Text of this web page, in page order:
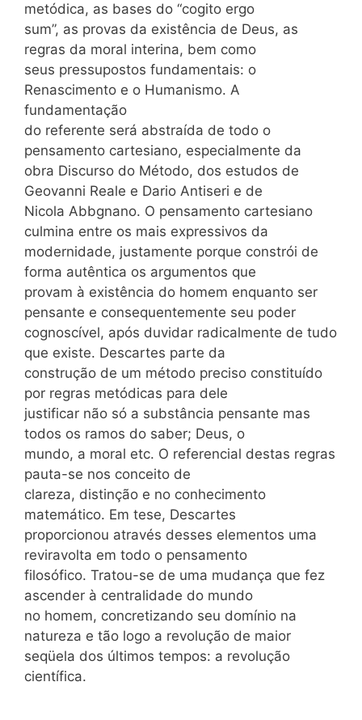
metódica, as bases do “cogito ergo
sum”, as provas da existência de Deus, as
regras da moral interina, bem como
seus pressupostos fundamentais: o
Renascimento e o Humanismo. A
fundamentação
do referente será abstraída de todo o
pensamento cartesiano, especialmente da
obra Discurso do Método, dos estudos de
Geovanni Reale e Dario Antiseri e de
Nicola Abbgnano. O pensamento cartesiano
culmina entre os mais expressivos da
modernidade, justamente porque constrói de
forma autêntica os argumentos que
provam à existência do homem enquanto ser
pensante e consequentemente seu poder
cognoscível, após duvidar radicalmente de tudo
que existe. Descartes parte da
construção de um método preciso constituído
por regras metódicas para dele
justificar não só a substância pensante mas
todos os ramos do saber; Deus, o
mundo, a moral etc. O referencial destas regras
pauta-se nos conceito de
clareza, distinção e no conhecimento
matemático. Em tese, Descartes
proporcionou através desses elementos uma
reviravolta em todo o pensamento
filosófico. Tratou-se de uma mudança que fez
ascender à centralidade do mundo
no homem, concretizando seu domínio na
natureza e tão logo a revolução de maior
seqüela dos últimos tempos: a revolução
científica.